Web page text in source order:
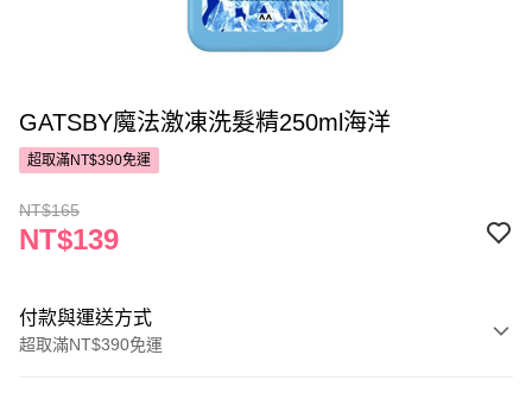
GATSBY魔法激凍洗髮精250ml海洋
超取滿NT$390免運
NT$165
NT$139
付款與運送方式
超取滿NT$390免運